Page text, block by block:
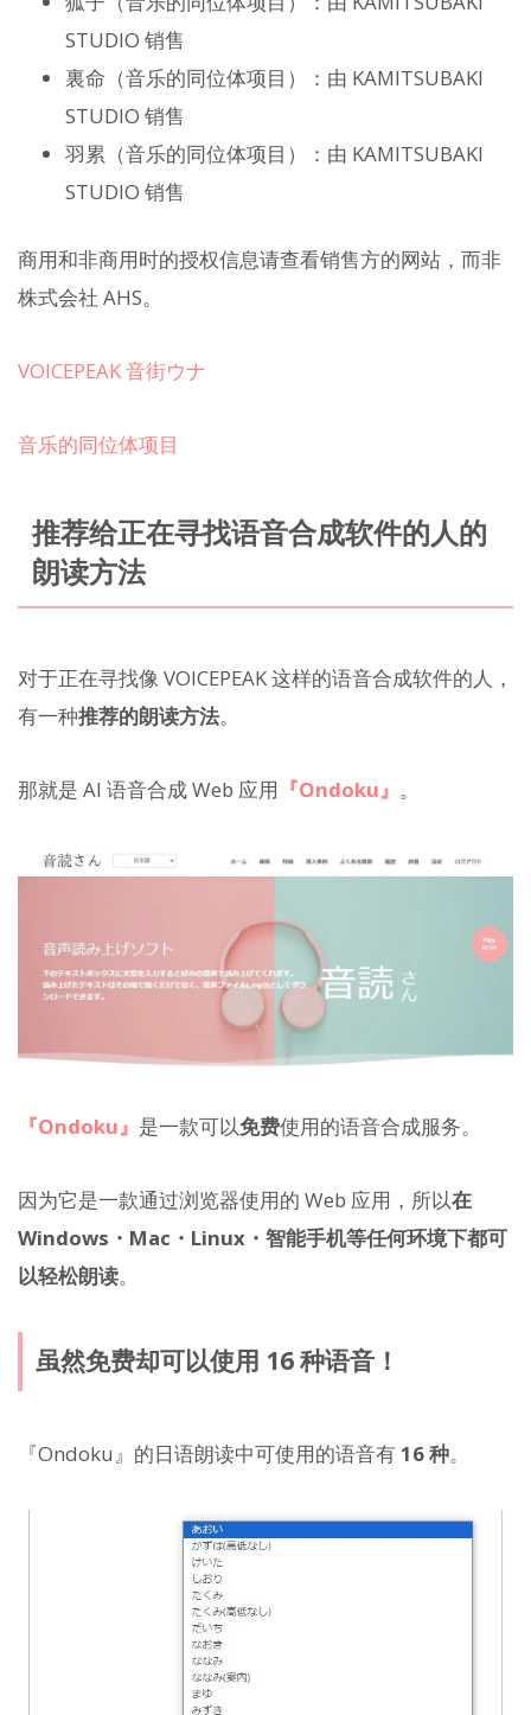
STUDIO 销售
裏命（音乐的同位体项目）：由 KAMITSUBAKI
STUDIO 销售
羽累（音乐的同位体项目）：由 KAMITSUBAKI
STUDIO 销售
商用和非商用时的授权信息请查看销售方的网站，而非
株式会社 AHS。
VOICEPEAK 音街ウナ
音乐的同位体项目
推荐给正在寻找语音合成软件的人的
朗读方法
对于正在寻找像 VOICEPEAK 这样的语音合成软件的人，
有一种推荐的朗读方法。
那就是 AI 语音合成 Web 应用 『Ondoku』 。
『Ondoku』 是一款可以免费使用的语音合成服务。
因为它是一款通过浏览器使用的 Web 应用，所以在
Windows・Mac・Linux・智能手机等任何环境下都可
以轻松朗读。
虽然免费却可以使用 16 种语音！
『Ondoku』的日语朗读中可使用的语音有16 种。